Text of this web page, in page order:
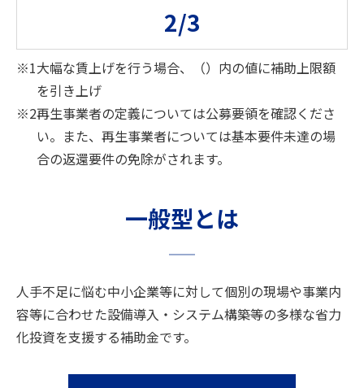
「よくあるご質問（第5回～第7回）」を更新しました。
2026年6月18日
「スケジュール」のシステムメンテナンスに関するお知らせを
更新しました。
「公募要領（第7回公募）」を更新しました。
「交付申請の手引き（第5回公募）」を更新しました。
2026年6月5日 お知らせ
引き上げに係る要件確認書（第7回公募）​」「【指定様式】地
2/3
※1大幅な賃上げを行う場合、（）内の値に補助上限額
を引き上げ
※2再生事業者の定義については公募要領を確認くださ
い。また、再生事業者については基本要件未達の場
合の返還要件の免除がされます。
一般型とは
人手不足に悩む中小企業等に対して個別の現場や事業内
容等に合わせた設備導入・システム構築等の多様な省力
化投資を支援する補助金です。